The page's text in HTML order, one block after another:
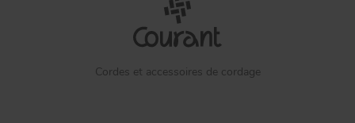
Cordes et accessoires de cordage